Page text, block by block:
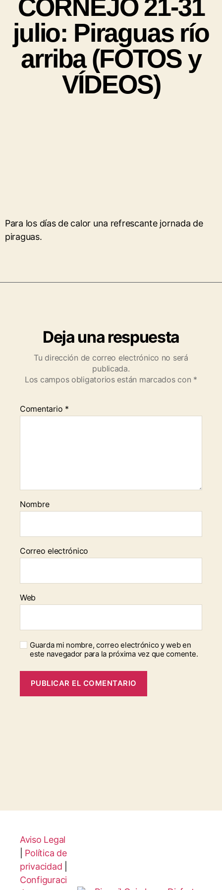
CORNEJO 21-31
julio: Piraguas río
arriba (FOTOS y
VÍDEOS)
Para los días de calor una refrescante jornada de
piraguas.
Deja una respuesta
Tu dirección de correo electrónico no será
publicada.
Los campos obligatorios están marcados con *
Comentario *
Nombre
Correo electrónico
Web
Guarda mi nombre, correo electrónico y web en
este navegador para la próxima vez que comente.
Aviso Legal
Política de
privacidad
Configuraci